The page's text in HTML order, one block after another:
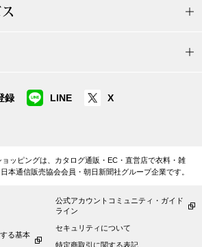
カンタベリー
録 LINE X
ッピングは、カタログ通販・EC・直営店で衣料・雑
本通信販売協会会員・朝日新聞社グループ企業です。
る基本
公式アカウントコミュニティ・ガイド
ライン
セキュリティについて
特定商取引に関する表記